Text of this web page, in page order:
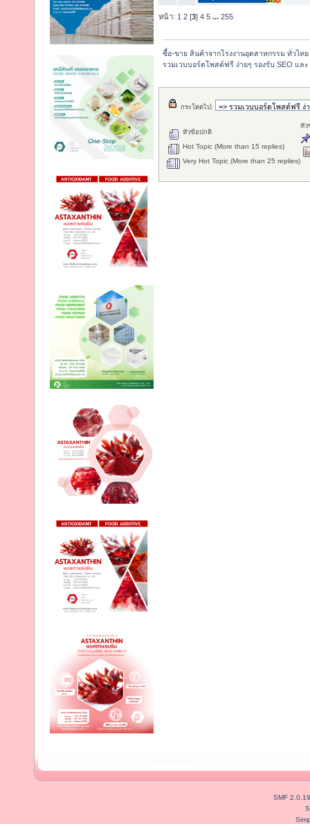
หน้า: 1 2 [3] 4 5 ... 255
ซื้อ-ขาย สินค้าจากโรงงานอุตสาหกรรม ทั่วไทย
รวมเวบบอร์ดโพสต์ฟรี ง่ายๆ รองรับ SEO แล
กระโดดไป:
หัวข้อปกติ
Hot Topic (More than 15 replies)
Very Hot Topic (More than 25 replies)
หัว
SMF 2.0.19